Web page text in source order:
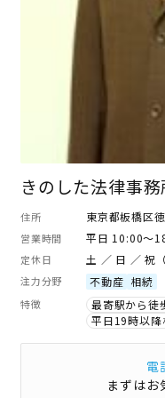
きのした法律事務
住所 東京都板橋区
営業時間 平日 10:00～
定休日 土 ／ 日 ／ 祝
注力分野 不動産 相続
特徴 最寄駅から徒
平日19時以降
電
まずはお